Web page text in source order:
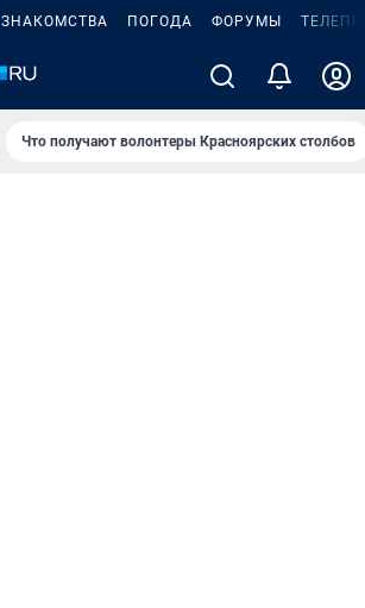
ЗНАКОМСТВА ПОГОДА ФОРУМЫ
Что получают волонтеры Красноярских столбов